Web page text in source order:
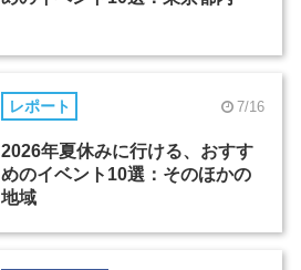
レポート 7/16
2026年夏休みに行ける、おすす
めのイベント10選：そのほかの
地域